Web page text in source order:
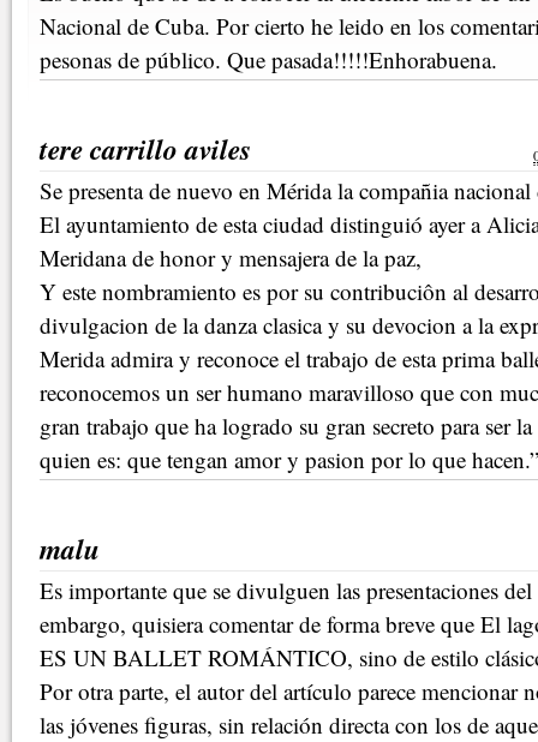
Nacional de Cuba. Por cierto he leido en los
pesonas de público. Que pasada!!!!!Enhorabuena.
tere carrillo aviles
Se presenta de nuevo en Mérida la compañia nacional
El ayuntamiento de esta ciudad distinguió ayer a
Meridana de honor y mensajera de la paz,
Y este nombramiento es por su contribuciôn al
divulgacion de la danza clasica y su devocion a la
Merida admira y reconoce el trabajo de esta prima
reconocemos un ser humano maravilloso que con
gran trabajo que ha logrado su gran secreto para ser
quien es: que tengan amor y pasion por lo que hacen.”
malu
Es importante que se divulguen las presentaciones
embargo, quisiera comentar de forma breve que El
ES UN BALLET ROMÁNTICO, sino de estilo
Por otra parte, el autor del artículo parece mencionar
las jóvenes figuras, sin relación directa con los de